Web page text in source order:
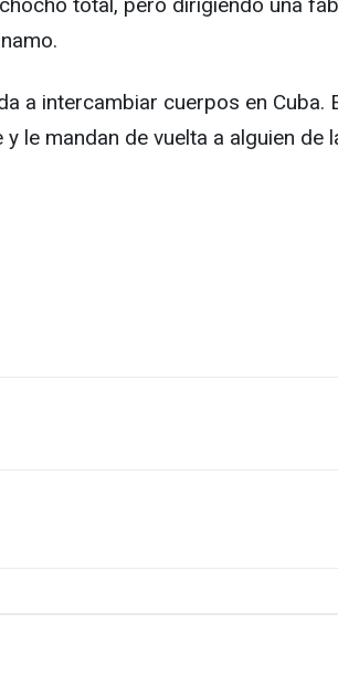
a intercambiar cuerpos en
le mandan de vuelta a alguien